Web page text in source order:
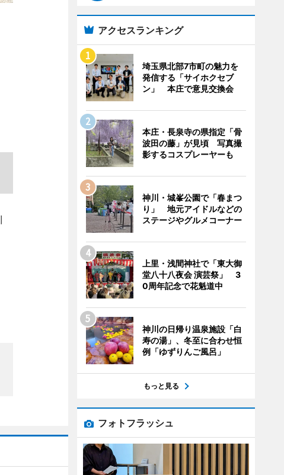
アクセスランキング
埼玉県北部7市町の魅力を
発信する「サイホクセブ
ン」 本庄で意見交換会
本庄・長泉寺の県指定「骨
波田の藤」が見頃 写真撮
影するコスプレーヤーも
神川・城峯公園で「春まつ
り」 地元アイドルなどの
ステージやグルメコーナー
上里・浅間神社で「東大御
堂八十八夜会 演芸祭」 3
0周年記念で花魁道中
神川の日帰り温泉施設「白
寿の湯」、冬至に合わせ恒
例「ゆずりんご風呂」
もっと見る
フォトフラッシュ